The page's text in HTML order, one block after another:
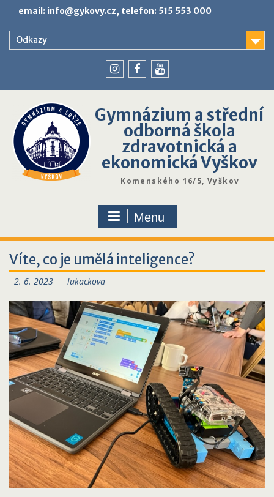
content
email: info@gykovy.cz, telefon: 515 553 000
Odkazy
Gymnázium a střední
odborná škola
zdravotnická a
ekonomická Vyškov
Komenského 16/5, Vyškov
Menu
Víte, co je umělá inteligence?
2. 6. 2023 lukackova